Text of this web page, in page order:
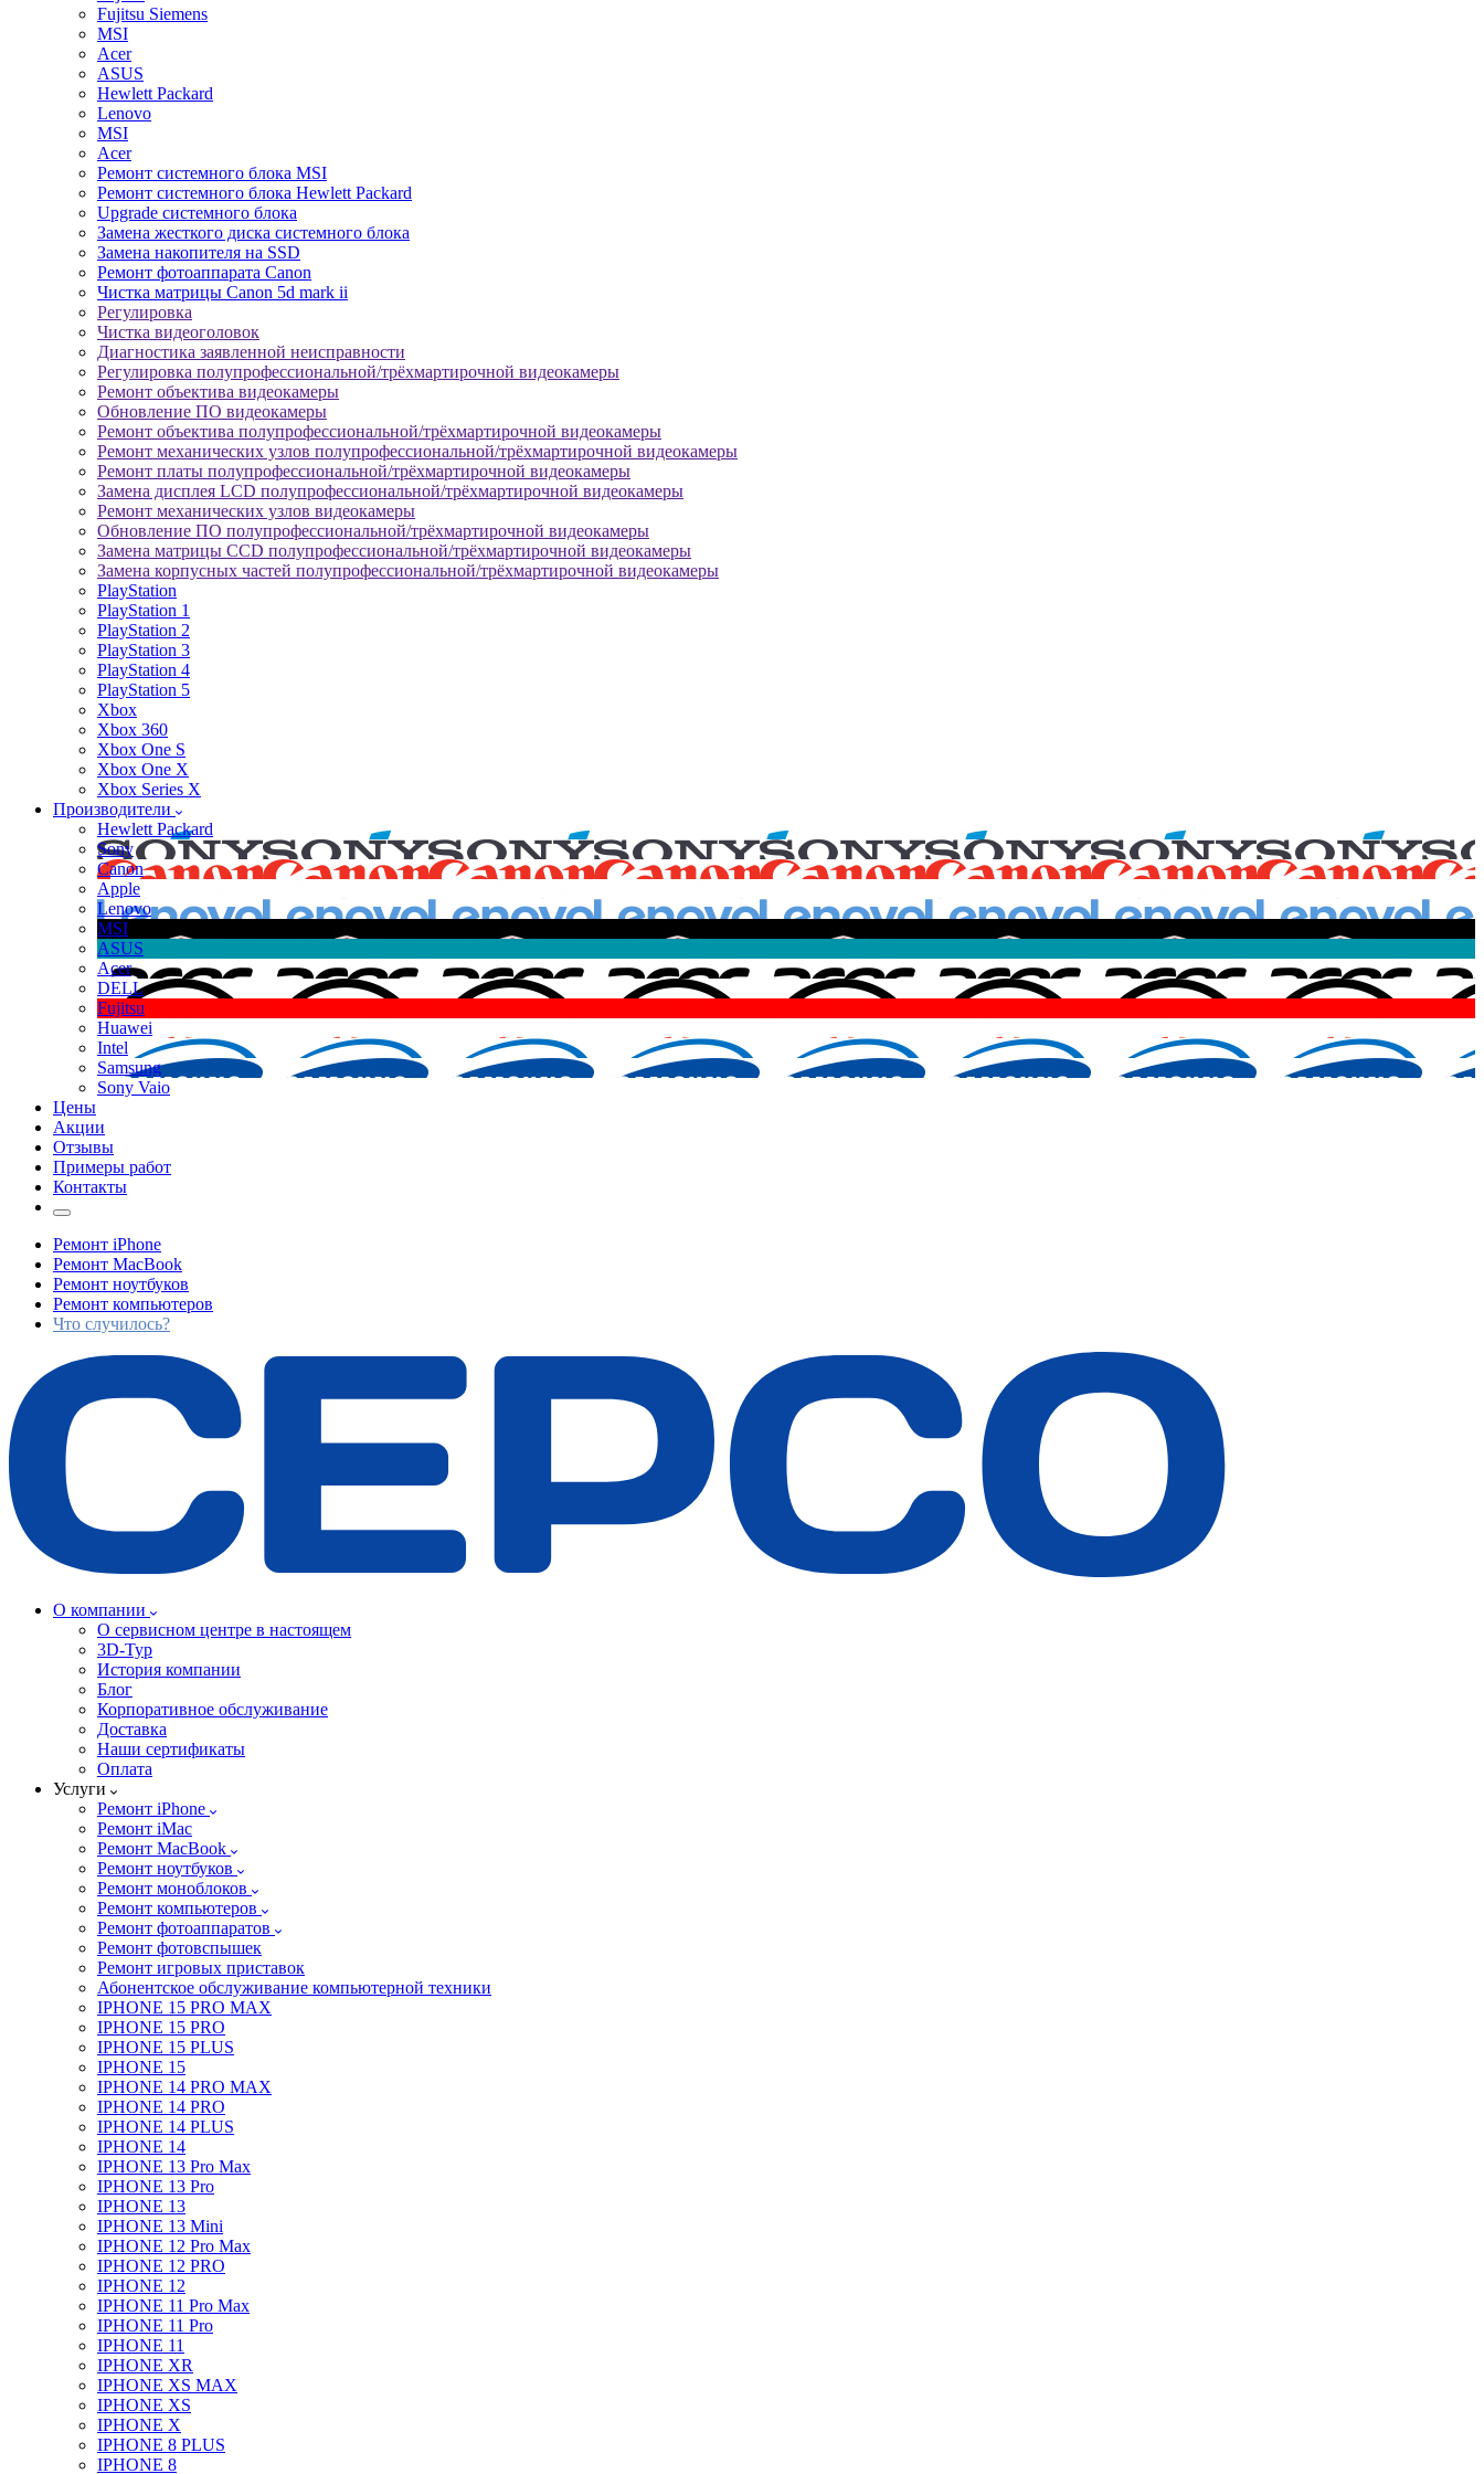
Fujitsu Siemens
MSI
Acer
ASUS
Hewlett Packard
Lenovo
MSI
Acer
Ремонт системного блока MSI
Ремонт системного блока Hewlett Packard
Upgrade системного блока
Замена жесткого диска системного блока
Замена накопителя на SSD
Ремонт фотоаппарата Canon
Чистка матрицы Canon 5d mark ii
Регулировка
Чистка видеоголовок
Диагностика заявленной неисправности
Регулировка полупрофессиональной/трёхмартирочной видеокамеры
Ремонт объектива видеокамеры
Обновление ПО видеокамеры
Ремонт объектива полупрофессиональной/трёхмартирочной видеокамеры
Ремонт механических узлов полупрофессиональной/трёхмартирочной видеокамеры
Ремонт платы полупрофессиональной/трёхмартирочной видеокамеры
Замена дисплея LCD полупрофессиональной/трёхмартирочной видеокамеры
Ремонт механических узлов видеокамеры
Обновление ПО полупрофессиональной/трёхмартирочной видеокамеры
Замена матрицы CCD полупрофессиональной/трёхмартирочной видеокамеры
Замена корпусных частей полупрофессиональной/трёхмартирочной видеокамеры
PlayStation
PlayStation 1
PlayStation 2
PlayStation 3
PlayStation 4
PlayStation 5
Xbox
Xbox 360
Xbox One S
Xbox One X
Xbox Series X
Производители
Hewlett Packard
Sony
Canon
Apple
Lenovo
MSI
ASUS
Acer
DELL
Fujitsu
Huawei
Intel
Samsung
Sony Vaio
Цены
Акции
Отзывы
Примеры работ
Контакты
Ремонт iPhone
Ремонт MacBook
Ремонт ноутбуков
Ремонт компьютеров
Что случилось?
О компании
О сервисном центре в настоящем
3D-Тур
История компании
Блог
Корпоративное обслуживание
Доставка
Наши сертификаты
Оплата
Услуги
Ремонт iPhone
Ремонт iMac
Ремонт MacBook
Ремонт ноутбуков
Ремонт моноблоков
Ремонт компьютеров
Ремонт фотоаппаратов
Ремонт фотовспышек
Ремонт игровых приставок
Абонентское обслуживание компьютерной техники
IPHONE 15 PRO MAX
IPHONE 15 PRO
IPHONE 15 PLUS
IPHONE 15
IPHONE 14 PRO MAX
IPHONE 14 PRO
IPHONE 14 PLUS
IPHONE 14
IPHONE 13 Pro Max
IPHONE 13 Pro
IPHONE 13
IPHONE 13 Mini
IPHONE 12 Pro Max
IPHONE 12 PRO
IPHONE 12
IPHONE 11 Pro Max
IPHONE 11 Pro
IPHONE 11
IPHONE XR
IPHONE XS MAX
IPHONE XS
IPHONE X
IPHONE 8 PLUS
IPHONE 8